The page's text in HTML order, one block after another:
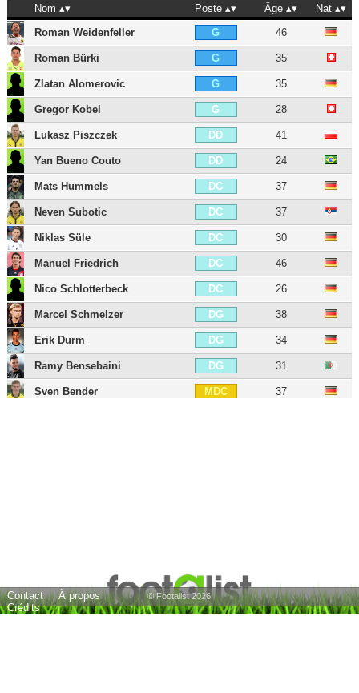
Nom Poste Âge
Nat
Roman Weidenfeller
G 46
Roman Bürki G 35
Zlatan Alomerovic G 35
Gregor Kobel G 28
Lukasz Piszczek DD 41
Yan Bueno Couto DD 24
Mats Hummels DC 37
Neven Subotic DC 37
Niklas Süle DC 30
Manuel Friedrich DC 46
Nico Schlotterbeck DC 26
Marcel Schmelzer DG 38
Erik Durm DG 34
Ramy Bensebaini DG 31
Sven Bender MDC 37
Jobe Bellingham MOC 20
Contact
À propos
Crédits
© Footalist 2026